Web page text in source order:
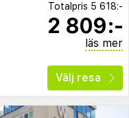
Totalpris 5 618:-
2 809:-
läs mer
Välj resa